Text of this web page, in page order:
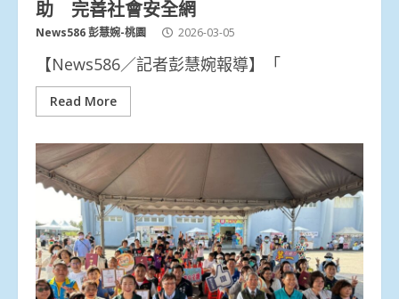
助 完善社會安全網
News586 彭慧婉-桃園 2026-03-05
【News586／記者彭慧婉報導】「
Read More